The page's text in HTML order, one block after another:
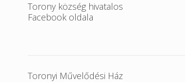
Torony község hivatalos
Facebook oldala
Toronyi Művelődési Ház